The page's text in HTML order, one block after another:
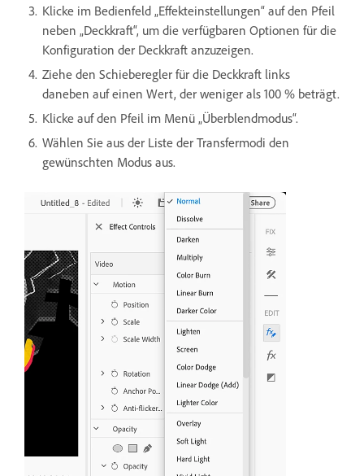
Klicke im Bedienfeld „Effekteinstellungen“ auf den Pfeil
neben „Deckkraft“, um die verfügbaren Optionen für die
Konfiguration der Deckkraft anzuzeigen.
Ziehe den Schieberegler für die Deckkraft links
daneben auf einen Wert, der weniger als 100 % beträgt.
Klicke auf den Pfeil im Menü „Überblendmodus“.
Wählen Sie aus der Liste der Transfermodi den
gewünschten Modus aus.